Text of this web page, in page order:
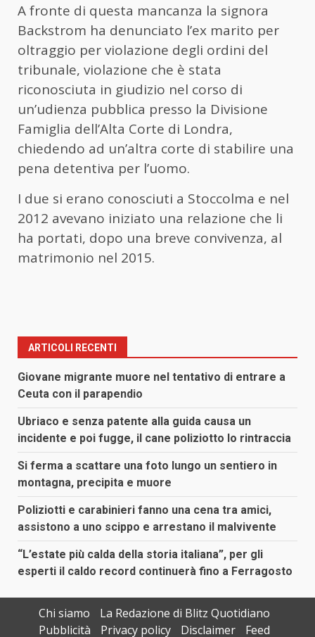
A fronte di questa mancanza la signora
Backstrom ha denunciato l’ex marito per
oltraggio per violazione degli ordini del
tribunale, violazione che è stata
riconosciuta in giudizio nel corso di
un’udienza pubblica presso la Divisione
Famiglia dell’Alta Corte di Londra,
chiedendo ad un’altra corte di stabilire una
pena detentiva per l’uomo.
I due si erano conosciuti a Stoccolma e nel
2012 avevano iniziato una relazione che li
ha portati, dopo una breve convivenza, al
matrimonio nel 2015.
ARTICOLI RECENTI
Giovane migrante muore nel tentativo di entrare a
Ceuta con il parapendio
Ubriaco e senza patente alla guida causa un
incidente e poi fugge, il cane poliziotto lo rintraccia
Si ferma a scattare una foto lungo un sentiero in
montagna, precipita e muore
Poliziotti e carabinieri fanno una cena tra amici,
assistono a uno scippo e arrestano il malvivente
“L’estate più calda della storia italiana”, per gli
esperti il caldo record continuerà fino a Ferragosto
Chi siamo
La Redazione di Blitz Quotidiano
Pubblicità
Privacy policy Disclaimer Feed